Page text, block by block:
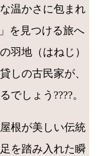
温かさに包まれ
を見つける旅へ
羽地（はねじ）
しの古民家が、
でしょう????。
根が美しい伝統
を踏み入れた瞬